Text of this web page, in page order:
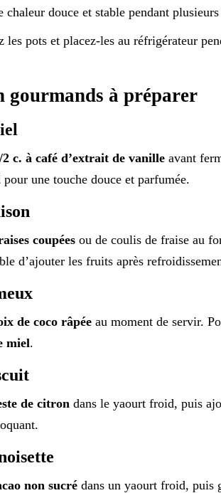
chaleur douce et stable pendant plusieurs
pots et placez-les au réfrigérateur
gourmands à préparer
2 c. à café d’extrait de vanilleavant
pour une touche douce et parfumée.
coupéesou de coulis de fraise au
d’ajouter les fruits après
de coco râpéeau moment de servir.
miel.
de citron dans le yaourt froid, puis
non sucrédans un yaourt froid, puis